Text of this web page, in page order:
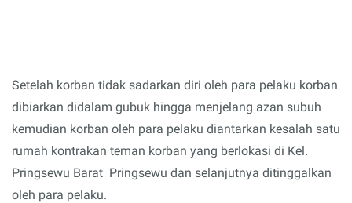
Setelah korban tidak sadarkan diri oleh para pelaku korban
dibiarkan didalam gubuk hingga menjelang azan subuh
kemudian korban oleh para pelaku diantarkan kesalah satu
rumah kontrakan teman korban yang berlokasi di Kel.
Pringsewu Barat Pringsewu dan selanjutnya ditinggalkan
oleh para pelaku.